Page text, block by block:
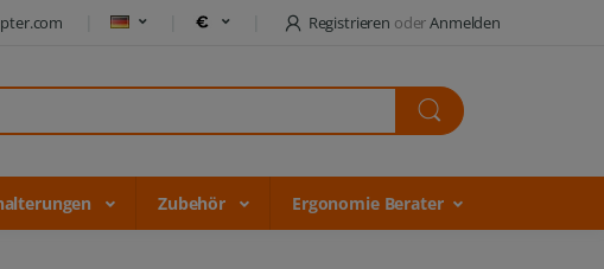
Registrieren oderAnmelden
Zubehör Ergonomie Berater